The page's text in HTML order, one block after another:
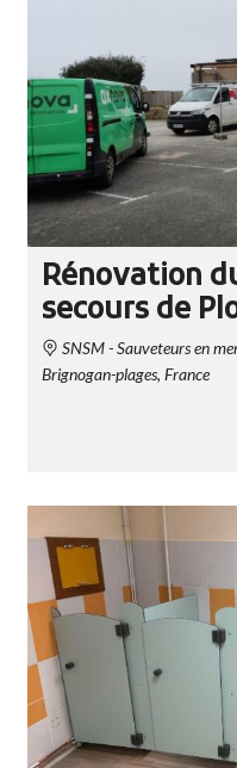
Rénovation
secours de
SNSM - Sauveteurs en
Brignogan-plages, France